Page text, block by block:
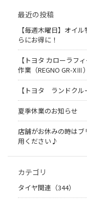
最近の投稿
【毎週木曜日】オイ
らにお得に！
【トヨタ カローラフ
作業（REGNO GR-XⅢ）
【トヨタ ランドクル
夏季休業のお知らせ
店舗がお休みの時は
用ください♪
カテゴリ
タイヤ関連（344）